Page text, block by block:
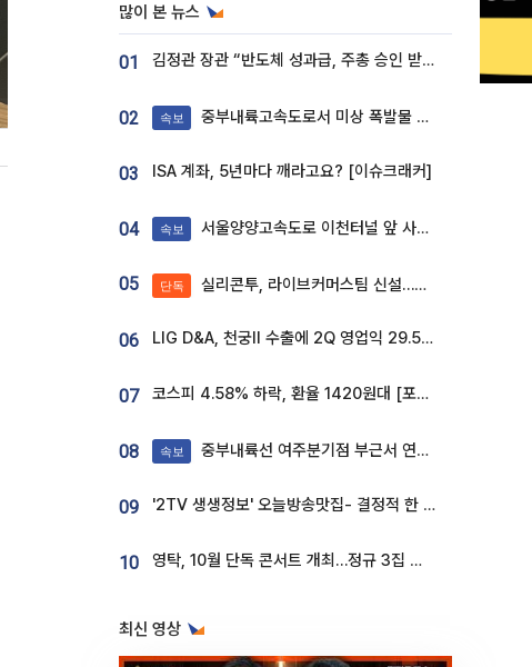
많이 본 뉴스
01 김정관 장관 “반도체 성과급, 주총 승인 받도록”…상법·자본시장법 개정 시사
02 속보 중부내륙고속도로서 미상 폭발물 발견
03 ISA 계좌, 5년마다 깨라고요? [이슈크래커]
04 속보 서울양양고속도로 이천터널 앞 사고 발생
05 단독 실리콘투, 라이브커머스팀 신설…K뷰티 ‘글로벌 판매망’ 확대[K뷰티 라방戰]
06 LIG D&A, 천궁Ⅱ 수출에 2Q 영업익 29.5%↑…수주잔고 24.6조 [종합]
07 코스피 4.58% 하락, 환율 1420원대 [포토]
08 속보 중부내륙선 여주분기점 부근서 연이은 추돌사고 발생
09 '2TV 생생정보' 오늘방송맛집- 결정적 한 수, 3종 메밀면! 메밀 소바 맛집 '의○○○○'
10 영탁, 10월 단독 콘서트 개최…정규 3집 신곡 첫선
최신 영상